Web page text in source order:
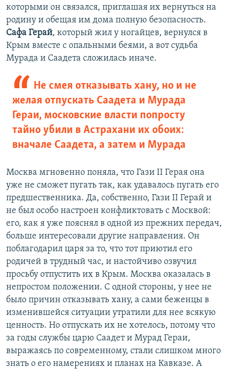
которыми он связался, приглашая их вернуться на
родину и обещая им дома полную безопасность.
Сафа Герай, который жил у ногайцев, вернулся в
Крым вместе с опальными беями, а вот судьба
Мурада и Саадета сложилась иначе.
Не смея отказывать хану, но и не
желая отпускать Саадета и Мурада
Гераи, московские власти попросту
тайно убили в Астрахани их обоих:
вначале Саадета, а затем и Мурада
Москва мгновенно поняла, что Гази II Герая она
уже не сможет пугать так, как удавалось пугать его
предшественника. Да, собственно, Гази II Герай и
не был особо настроен конфликтовать с Москвой:
его, как я уже пояснял в одной из прежних передач,
больше интересовали другие направления. Он
поблагодарил царя за то, что тот приютил его
родичей в трудный час, и настойчиво озвучил
просьбу отпустить их в Крым. Москва оказалась в
непростом положении. С одной стороны, у нее не
было причин отказывать хану, а сами беженцы в
изменившейся ситуации утратили для нее всякую
ценность. Но отпускать их не хотелось, потому что
за годы службы царю Саадет и Мурад Гераи,
выражаясь по современному, стали слишком много
знать о его намерениях и планах на Кавказе. А